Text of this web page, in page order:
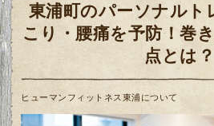
東浦町のパーソナルト
こり・腰痛を予防！巻
点とは？
ヒューマンフィットネス東浦について